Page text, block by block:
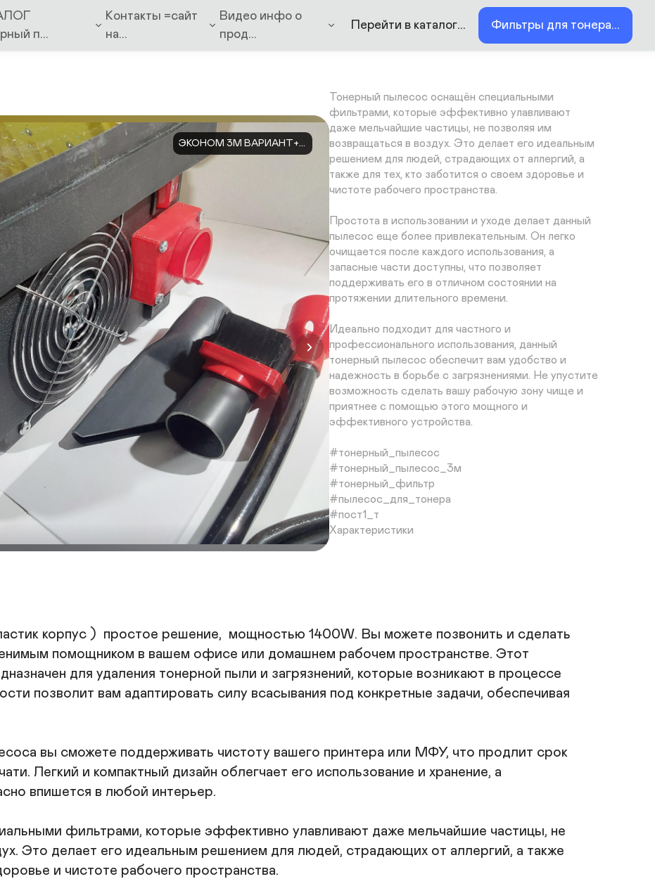
п...
Контакты =сайт
на...
Видео инфо о
прод...
Перейти в каталог... Фильтры для тонера...
ЭКОНОМ 3М ВАРИАНТ+...
что продлит срок их службы и улучшит качество
печати. Легкий и компактный дизайн облегчает его
Тонерный пылесос оснащён специальными
фильтрами, которые эффективно улавливают
даже мельчайшие частицы, не позволяя им
возвращаться в воздух. Это делает его идеальным
решением для людей, страдающих от аллергий, а
также для тех, кто заботится о своем здоровье и
чистоте рабочего пространства.
Простота в использовании и уходе делает данный
пылесос еще более привлекательным. Он легко
очищается после каждого использования, а
запасные части доступны, что позволяет
поддерживать его в отличном состоянии на
протяжении длительного времени.
Идеально подходит для частного и
профессионального использования, данный
тонерный пылесос обеспечит вам удобство и
надежность в борьбе с загрязнениями. Не упустите
возможность сделать вашу рабочую зону чище и
приятнее с помощью этого мощного и
эффективного устройства.
#тонерный_пылесос
#тонерный_пылесос_3м
#тонерный_фильтр
#пылесос_для_тонера
#пост1_т
Характеристики
Тип запчасти
Фильтр
Назначение
Ресурс
Размеры, мм
500
Страна-изготовитель
корпус )  простое решение,  мощностью 1400W. Вы можете позвонить и сделать
помощником в вашем офисе или домашнем рабочем пространстве. Этот
для удаления тонерной пыли и загрязнений, которые возникают в процессе
позволит вам адаптировать силу всасывания под конкретные задачи, обеспечивая
вы сможете поддерживать чистоту вашего принтера или МФУ, что продлит срок
Легкий и компактный дизайн облегчает его использование и хранение, а
впишется в любой интерьер.
фильтрами, которые эффективно улавливают даже мельчайшие частицы, не
Это делает его идеальным решением для людей, страдающих от аллергий, а также
и чистоте рабочего пространства.